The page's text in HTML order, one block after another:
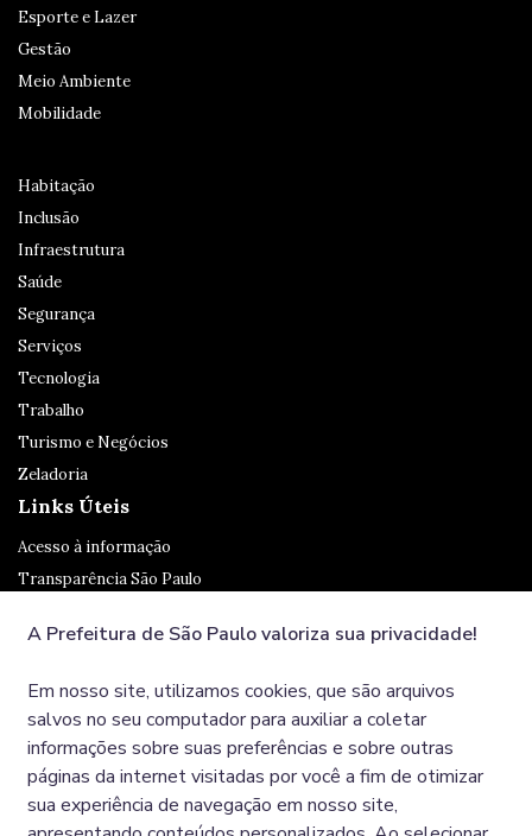
Esporte e Lazer
Gestão
Meio Ambiente
Mobilidade
Habitação
Inclusão
Infraestrutura
Saúde
Segurança
Serviços
Tecnologia
Trabalho
Turismo e Negócios
Zeladoria
Links Úteis
Acesso à informação
Transparência São Paulo
Ouvidoria
Redes Sociais
A Prefeitura de São Paulo valoriza sua privacidade!
Em nosso site, utilizamos cookies, que são arquivos
salvos no seu computador para auxiliar a coletar
informações sobre suas preferências e sobre outras
páginas da internet visitadas por você a fim de otimizar
sua experiência de navegação em nosso site,